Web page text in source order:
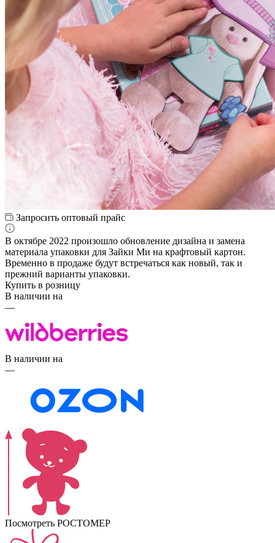
Запросить оптовый прайс
В октябре 2022 произошло обновление дизайна и замена
материала упаковки для Зайки Ми на крафтовый картон.
Временно в продаже будут встречаться как новый, так и
прежний варианты упаковки.
Купить в розницу
В наличии на
—
В наличии на
—
Посмотреть РОСТОМЕР